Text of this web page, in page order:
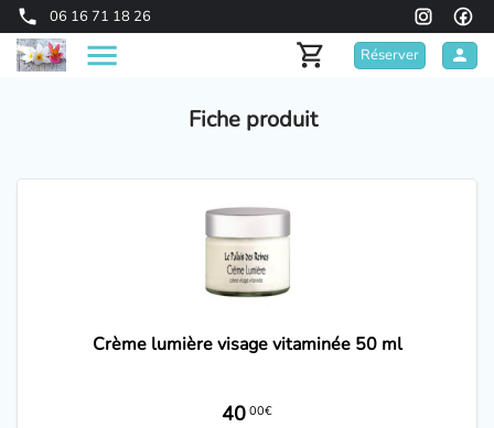
06 16 71 18 26
Réserver
Fiche produit
Crème lumière visage vitaminée 50 ml
40 00€